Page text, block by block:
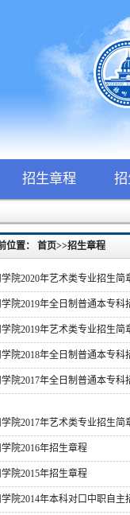
招生章程
位置： 首页>>招生章程
院2020年艺术类专业招生简
院2019年全日制普通本专科
院2019年艺术类专业招生简
院2018年全日制普通本专科
院2017年全日制普通本专科
院2017年艺术类专业招生简
院2016年招生章程
院2015年招生章程
院2014年本科对口中职自主